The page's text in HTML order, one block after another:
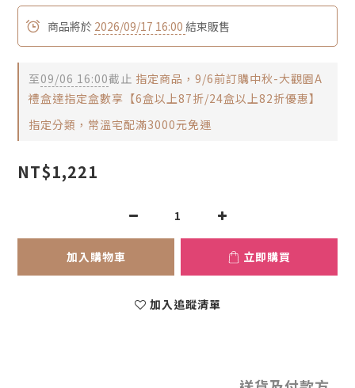
商品將於 2026/09/17 16:00 結束販售
至09/06 16:00截止 指定商品，9/6前訂購中秋-大觀園A
禮盒達指定盒數享【6盒以上87折/24盒以上82折優惠】
指定分類，常溫宅配滿3000元免運
NT$1,221
加入購物車 立即購買
加入追蹤清單